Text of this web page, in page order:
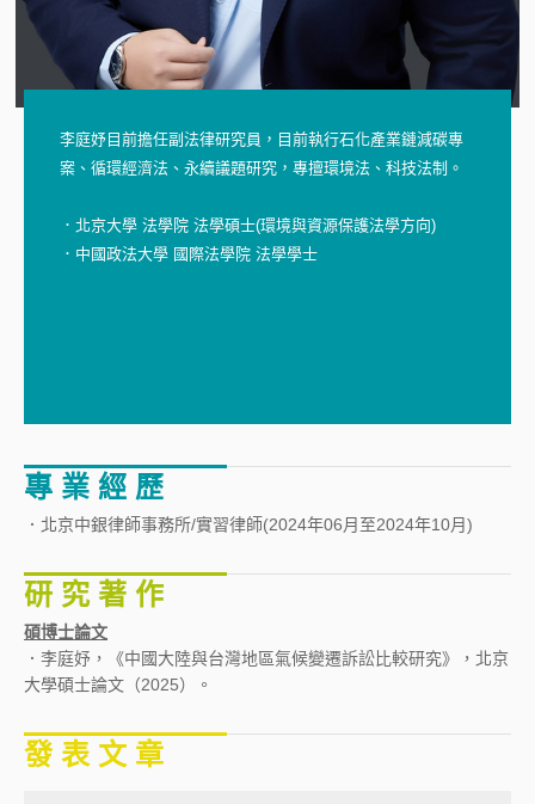
李庭妤目前擔任副法律研究員，目前執行石化產業鏈減碳專
案、循環經濟法、永續議題研究，專擅環境法、科技法制。
．北京大學 法學院 法學碩士(環境與資源保護法學方向)
．中國政法大學 國際法學院 法學學士
專 業 經 歷
．北京中銀律師事務所/實習律師(2024年06月至2024年10月)
研 究 著 作
碩博士論文
．李庭妤，《中國大陸與台灣地區氣候變遷訴訟比較研究》，北京
大學碩士論文（2025）。
發 表 文 章